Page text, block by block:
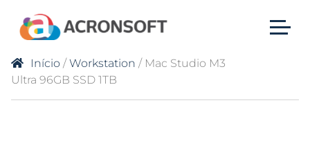
Início /Workstation / Mac Studio M3
Ultra 96GB SSD 1TB